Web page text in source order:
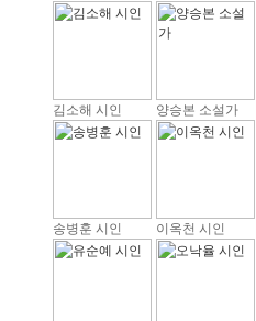
김소해 시인 양승본 소설가
송병훈 시인 이옥천 시인